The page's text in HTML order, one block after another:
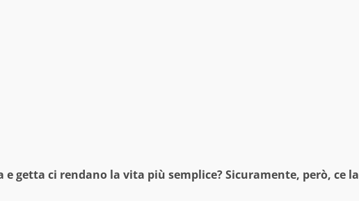
getta ci rendano la vita più semplice? Sicuramente, però, ce la